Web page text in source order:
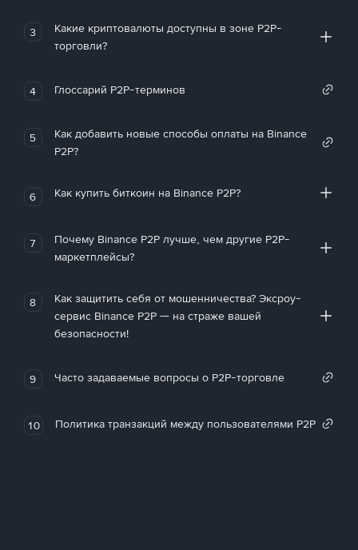
3
Какие криптовалюты доступны в зоне P2P-
торговли?
4 Глоссарий P2P-терминов
5
Как добавить новые способы оплаты на Binance
P2P?
6 Как купить биткоин на Binance P2P?
7
Почему Binance P2P лучше, чем другие P2P-
маркетплейсы?
8
Как защитить себя от мошенничества? Эксроу-
сервис Binance P2P — на страже вашей
безопасности!
9 Часто задаваемые вопросы о P2P-торговле
10 Политика транзакций между пользователями P2P